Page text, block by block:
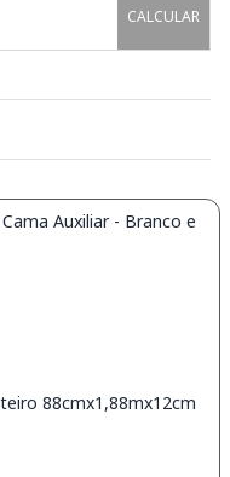
CALCULAR
Auxiliar - Branco e
88cmx1,88mx12cm